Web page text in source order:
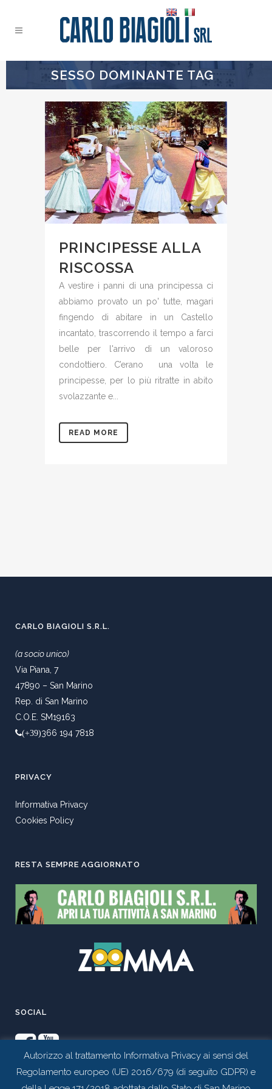
SESSO DOMINANTE TAG
PRINCIPESSE ALLA
RISCOSSA
A vestire i panni di una principessa ci
abbiamo provato un po' tutte, magari
fingendo di abitare in un Castello
incantato, trascorrendo il tempo a farci
belle per l'arrivo di un valoroso
condottiero. C’erano una volta le
principesse, per lo più ritratte in abito
svolazzante e...
READ MORE
CARLO BIAGIOLI S.R.L.
(a socio unico)
Via Piana, 7
47890 – San Marino
Rep. di San Marino
C.O.E. SM19163
(+39)366 194 7818
PRIVACY
Informativa Privacy
Cookies Policy
RESTA SEMPRE AGGIORNATO
SOCIAL
Autorizzo al trattamento Informativa Privacy ai sensi del
Regolamento europeo (UE) 2016/679 (di seguito GDPR) e